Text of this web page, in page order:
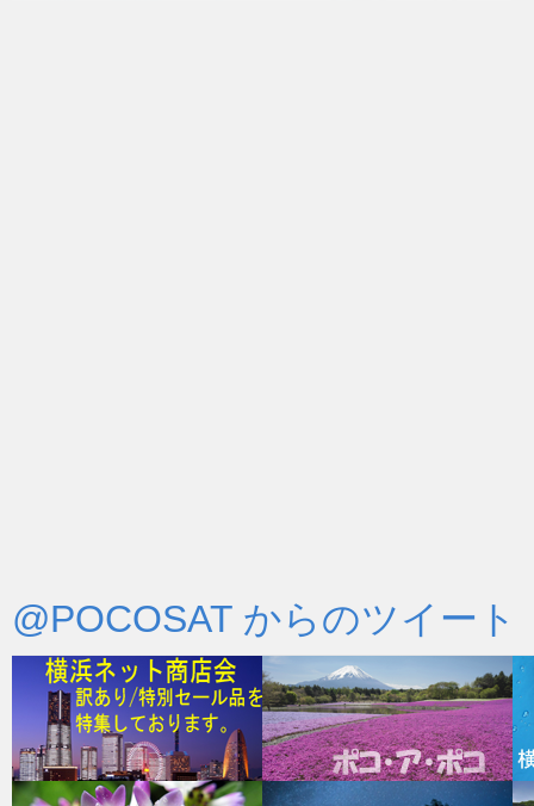
@POCOSAT からのツイート